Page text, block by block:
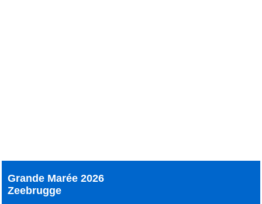
Grande Marée 2026
Zeebrugge